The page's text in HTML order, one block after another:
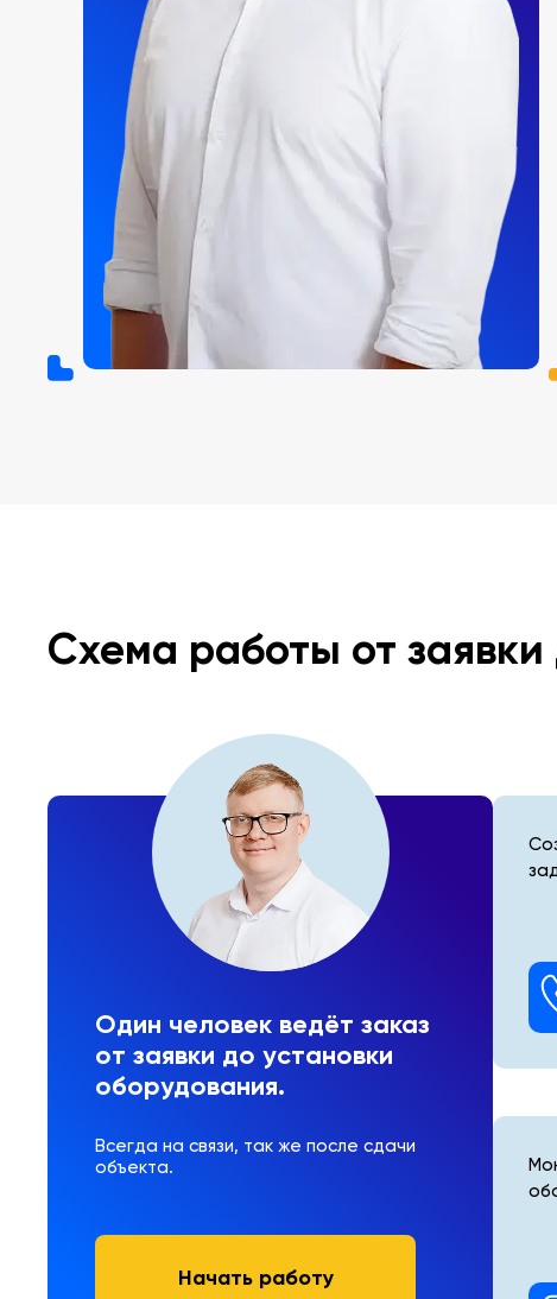
Схема работы от заявки
Один человек ведёт заказ
от заявки до установки
оборудования.
Всегда на связи, так же после сдачи
объекта.
Начать работу